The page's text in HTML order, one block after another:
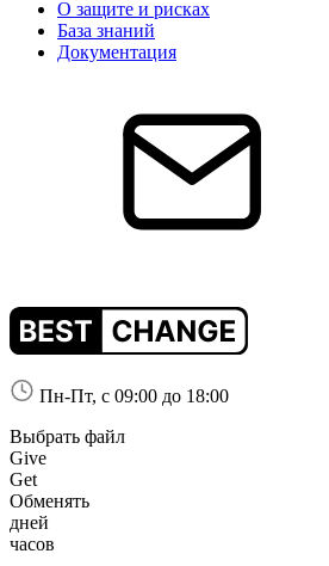
О защите и рисках
База знаний
Документация
Пн-Пт, с 09:00 до 18:00
Выбрать файл
Give
Get
Обменять
дней
часов